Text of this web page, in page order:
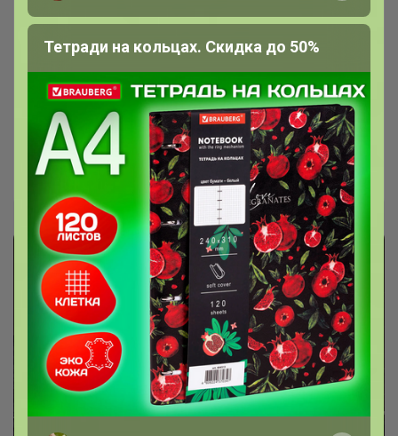
бренда BODO
Демисезонные костюмы, бомберы, жилетки и
другая верхняя одежда
Леныра
Тетради на кольцах. Скидка до 50%